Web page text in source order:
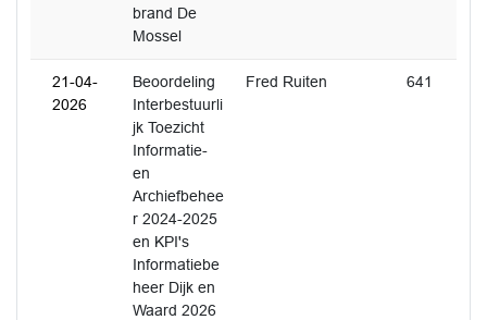
brand De
Mossel
21-04-
2026
Beoordeling
Interbestuurli
jk Toezicht
Informatie-
en
Archiefbehee
r 2024-2025
en KPI's
Informatiebe
heer Dijk en
Waard 2026
Fred Ruiten 641